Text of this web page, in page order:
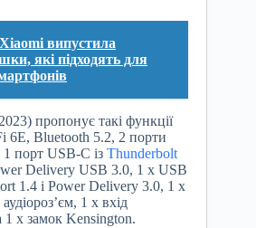
Xiaomi випустила
які підходять для
пропонує такі функції
6E, Bluetooth 5.2, 2 порти
порт USB-C із Thunderbolt
Delivery USB 3.0, 1 x USB
1.4 і Power Delivery 3.0, 1 x
1 x вхід
1 x замок Kensington.